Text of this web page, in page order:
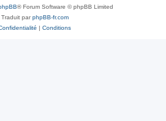
® Forum Software © phpBB Limited
Traduit parphpBB-fr.com
| Conditions